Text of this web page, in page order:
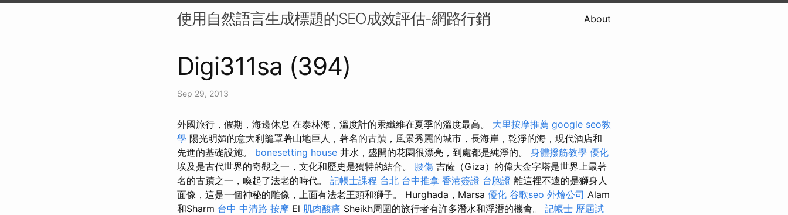
使用自然語言生成標題的SEO成效評估-網路行銷 About
Digi311sa (394)
Sep 29, 2013
外國旅行，假期，海邊休息 在泰林海，溫度計的汞纖維在夏季的溫度最高。 大里按摩推薦 google seo教
學 陽光明媚的意大利籠罩著山地巨人，著名的古蹟，風景秀麗的城市，長海岸，乾淨的海，現代酒店和
先進的基礎設施。 bonesetting house 井水，盛開的花園很漂亮，到處都是純淨的。 身體撥筋教學 優化
埃及是古代世界的奇觀之一，文化和歷史是獨特的結合。 腰傷 吉薩（Giza）的偉大金字塔是世界上最著
名的古蹟之一，喚起了法老的時代。 記帳士課程 台北 台中推拿 香港簽證 台胞證 離這裡不遠的是獅身人
面像，這是一個神秘的雕像，上面有法老王頭和獅子。 Hurghada，Marsa 優化 谷歌seo 外燴公司 Alam
和Sharm 台中 中清路 按摩 El 肌肉酸痛 Sheikh周圍的旅行者有許多潛水和浮潛的機會。 記帳士 歷屆試